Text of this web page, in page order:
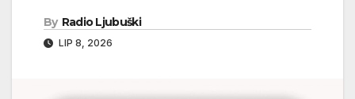
By Radio Ljubuški
LIP 8, 2026